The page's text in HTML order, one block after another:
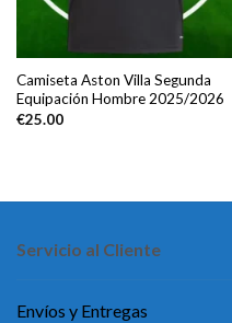
Camiseta Aston Villa Segunda
Equipación Hombre 2025/2026
€25.00
Servicio al Cliente
Envíos y Entregas